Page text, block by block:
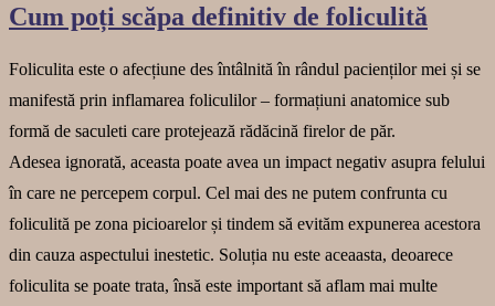
Cum poți scăpa definitiv de foliculită
Foliculita este o afecțiune des întâlnită în rândul pacienților mei și se
manifestă prin inflamarea foliculilor – formațiuni anatomice sub
formă de saculeti care protejează rădăcină firelor de păr.
Adesea ignorată, aceasta poate avea un impact negativ asupra felului
în care ne percepem corpul. Cel mai des ne putem confrunta cu
foliculită pe zona picioarelor și tindem să evităm expunerea acestora
din cauza aspectului inestetic. Soluția nu este aceaasta, deoarece
foliculita se poate trata, însă este important să aflam mai multe